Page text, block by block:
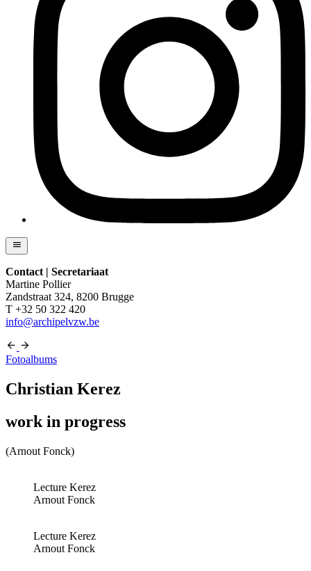
Contact | Secretariaat
Martine Pollier
Zandstraat 324, 8200 Brugge
T +32 50 322 420
info@archipelvzw.be
Fotoalbums
Christian Kerez
work in progress
(Arnout Fonck)
Lecture Kerez
Arnout Fonck
Lecture Kerez
Arnout Fonck